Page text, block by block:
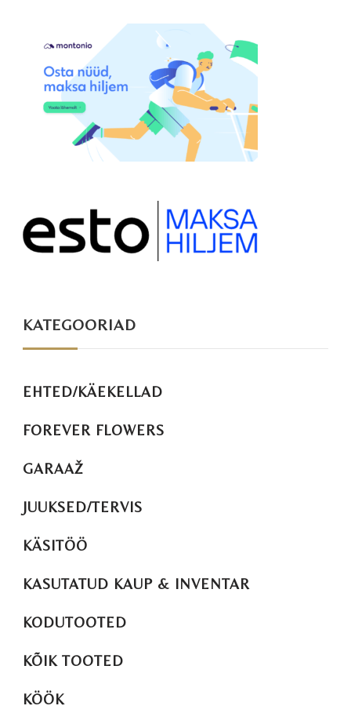
KATEGOORIAD
EHTED/KÄEKELLAD
FOREVER FLOWERS
GARAAŽ
JUUKSED/TERVIS
KÄSITÖÖ
KASUTATUD KAUP & INVENTAR
KODUTOOTED
KÕIK TOOTED
KÖÖK